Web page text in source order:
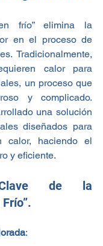
frío” elimina la
en el proceso de
Tradicionalmente,
calor para
un proceso que
y complicado.
una solución
diseñados para
calor, haciendo el
y eficiente.
Clave de la
: